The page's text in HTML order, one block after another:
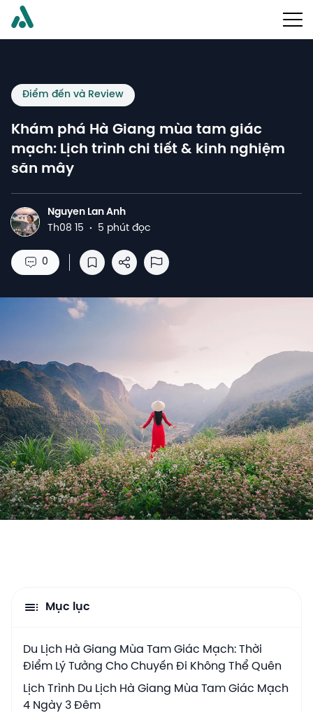
Điểm đến và Review
Khám phá Hà Giang mùa tam giác
mạch: Lịch trình chi tiết & kinh nghiệm
săn mây
N
Nguyen Lan Anh
Th08 15 · 5 phút đọc
0
Lưu vào danh sách đọc
Chia sẻBáo cáo lạm dụng
Mục lục
Du Lịch Hà Giang Mùa Tam Giác Mạch: Thời
Điểm Lý Tưởng Cho Chuyến Đi Không Thể Quên
Lịch Trình Du Lịch Hà Giang Mùa Tam Giác Mạch
4 Ngày 3 Đêm